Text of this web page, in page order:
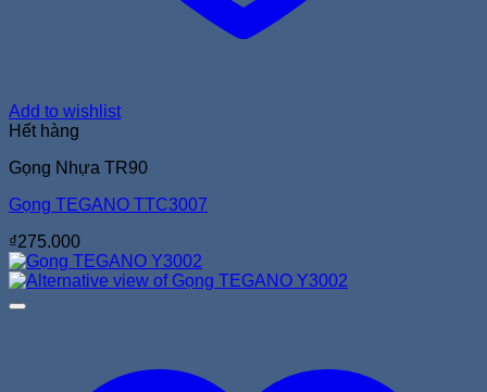
Add to wishlist
Hết hàng
Gọng Nhựa TR90
Gọng TEGANO TTC3007
₫275.000